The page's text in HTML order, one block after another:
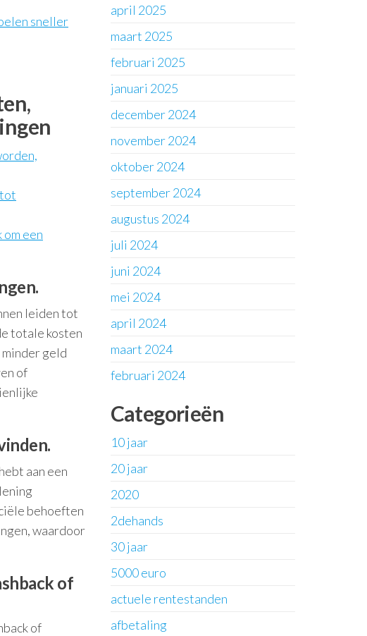
sneller
een
leiden tot
totale kosten
geld
of
aan een
behoeften
waardoor
of
of
april 2025
maart 2025
februari 2025
januari 2025
december 2024
november 2024
oktober 2024
september 2024
augustus 2024
juli 2024
juni 2024
mei 2024
april 2024
maart 2024
februari 2024
Categorieën
10 jaar
20 jaar
2020
2dehands
30 jaar
5000 euro
actuele rentestanden
afbetaling